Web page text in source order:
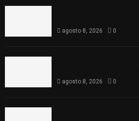
agosto 8, 2026 0
agosto 8, 2026 0